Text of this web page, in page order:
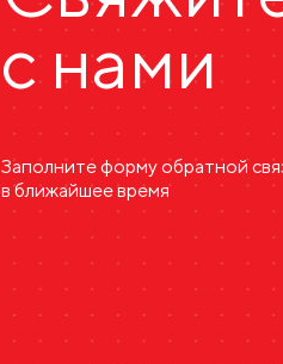
с нами
Заполните форму обратной
в ближайшее время